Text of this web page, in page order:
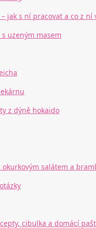
jak s ní pracovat a co z ní
uzeným masem
z dýně hokaido
okurkovým salátem a
cibulka a domácí